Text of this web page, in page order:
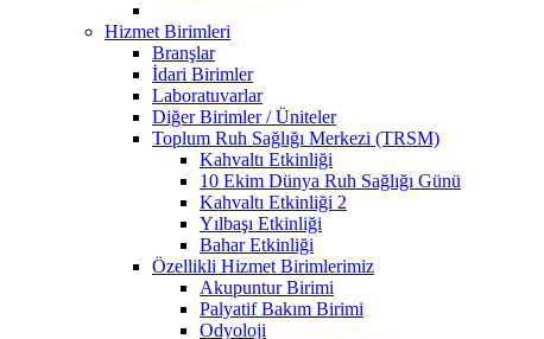
Hizmet Birimleri
Branşlar
İdari Birimler
Laboratuvarlar
Diğer Birimler / Üniteler
Toplum Ruh Sağlığı Merkezi (TRSM)
Kahvaltı Etkinliği
10 Ekim Dünya Ruh Sağlığı Günü
Kahvaltı Etkinliği 2
Yılbaşı Etkinliği
Bahar Etkinliği
Özellikli Hizmet Birimlerimiz
Akupuntur Birimi
Palyatif Bakım Birimi
Odyoloji